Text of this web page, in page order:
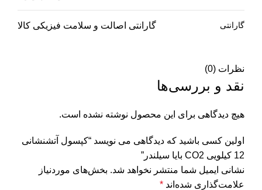
گارانتی گارانتی اصالت و سلامت فیزیکی کالا
نظرات (0)
نقد و بررسی‌ها
هیچ دیدگاهی برای این محصول نوشته نشده است.
اولین کسی باشید که دیدگاهی می نویسد “کپسول آتشنشانی
12 کیلویی CO2 بایا سیلندر”
نشانی ایمیل شما منتشر نخواهد شد. بخش‌های موردنیاز
علامت‌گذاری شده‌اند *